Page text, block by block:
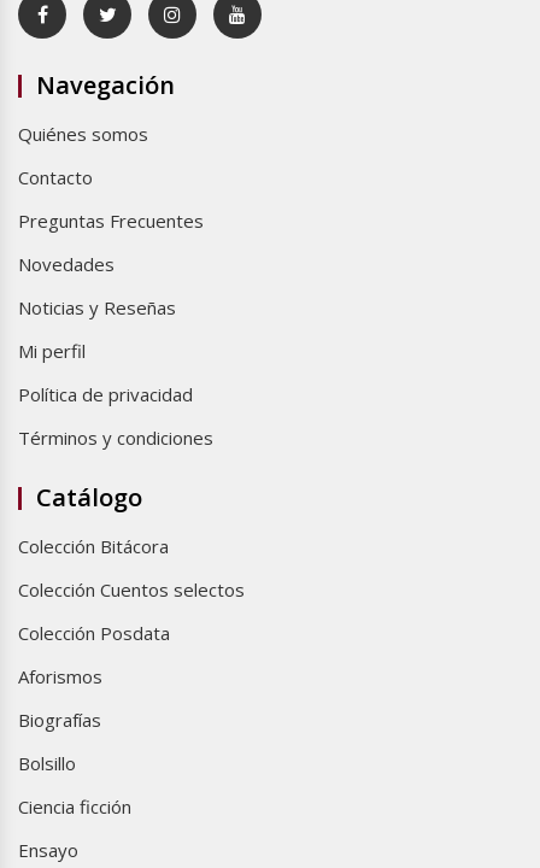
Navegación
Quiénes somos
Contacto
Preguntas Frecuentes
Novedades
Noticias y Reseñas
Mi perfil
Política de privacidad
Términos y condiciones
Catálogo
Colección Bitácora
Colección Cuentos selectos
Colección Posdata
Aforismos
Biografías
Bolsillo
Ciencia ficción
Ensayo